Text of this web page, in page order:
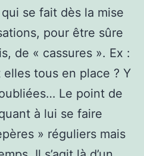
se fait dès la mise
pour être sûre
de « cassures ». Ex :
tous en place ? Y
Le point de
à lui se faire
» réguliers mais